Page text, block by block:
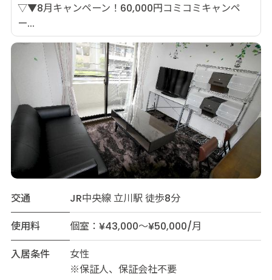
▽▼8月キャンペーン！60,000円コミコミキャンペ
ー...
交通
JR中央線 立川駅 徒歩8分
使用料
個室：¥43,000～¥50,000/月
入居条件
女性
※保証人、保証会社不要